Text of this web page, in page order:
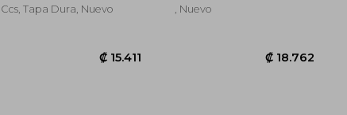
Ccs, Tapa Dura, Nuevo
, Nuevo